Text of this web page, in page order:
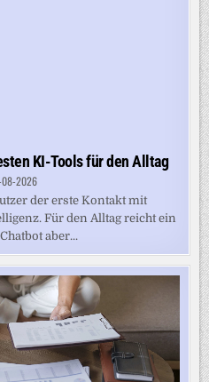
KI-Tools für den Alltag
2026
der erste Kontakt mit
Für den Alltag reicht ein
aber...